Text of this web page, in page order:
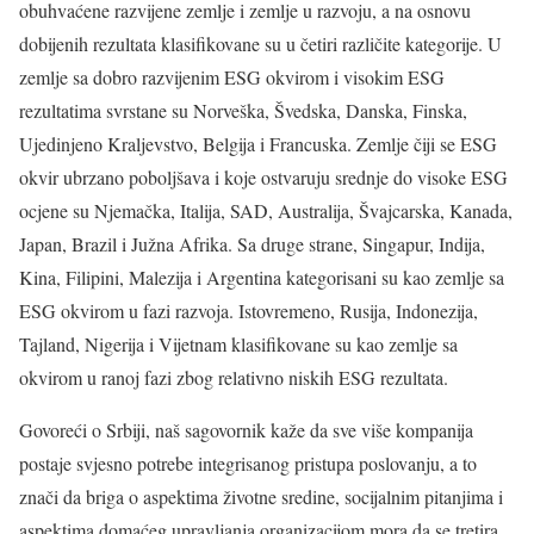
obuhvaćene razvijene zemlje i zemlje u razvoju, a na osnovu
dobijenih rezultata klasifikovane su u četiri različite kategorije. U
zemlje sa dobro razvijenim ESG okvirom i visokim ESG
rezultatima svrstane su Norveška, Švedska, Danska, Finska,
Ujedinjeno Kraljevstvo, Belgija i Francuska. Zemlje čiji se ESG
okvir ubrzano poboljšava i koje ostvaruju srednje do visoke ESG
ocjene su Njemačka, Italija, SAD, Australija, Švajcarska, Kanada,
Japan, Brazil i Južna Afrika. Sa druge strane, Singapur, Indija,
Kina, Filipini, Malezija i Argentina kategorisani su kao zemlje sa
ESG okvirom u fazi razvoja. Istovremeno, Rusija, Indonezija,
Tajland, Nigerija i Vijetnam klasifikovane su kao zemlje sa
okvirom u ranoj fazi zbog relativno niskih ESG rezultata.
Govoreći o Srbiji, naš sagovornik kaže da sve više kompanija
postaje svjesno potrebe integrisanog pristupa poslovanju, a to
znači da briga o aspektima životne sredine, socijalnim pitanjima i